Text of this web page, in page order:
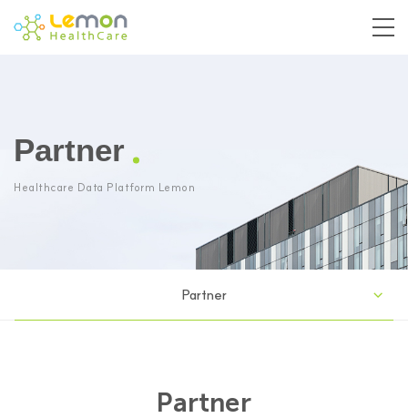
Partner
Healthcare Data Platform Lemon
Partner
Partner